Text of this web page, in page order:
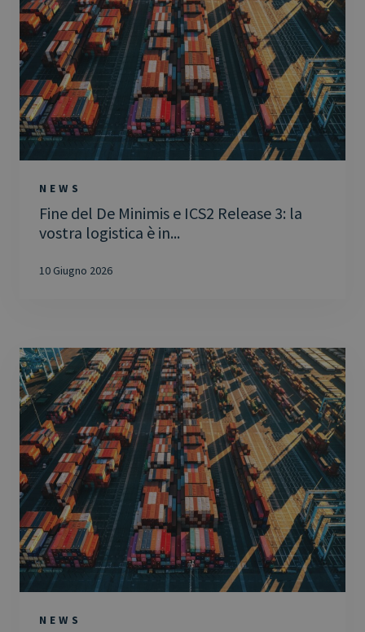
NEWS
Fine del De Minimis e ICS2 Release 3: la
vostra logistica è in...
10 Giugno 2026
NEWS